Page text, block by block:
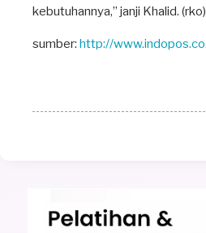
kebutuhannya,” janji Khalid. (rko)
sumber: http://